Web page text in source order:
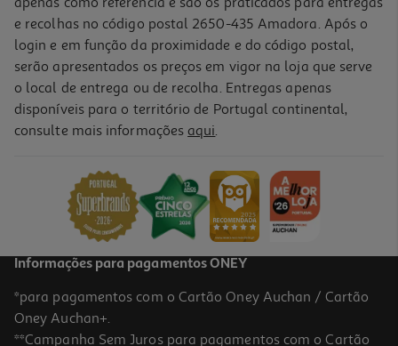
e recolhas no código postal 2650-435 Amadora. Após o
login e em função da proximidade e do código postal,
serão apresentados os preços em vigor na loja que serve
o local de entrega ou de recolha. Entregas apenas
disponíveis para o território de Portugal continental,
consulte mais informações aqui.
Informações para pagamentos ONEY
*para pagamentos com o Cartão Oney Auchan / Cartão
Oney Auchan+.
**Campanha Sem Juros para pagamentos com o Cartão